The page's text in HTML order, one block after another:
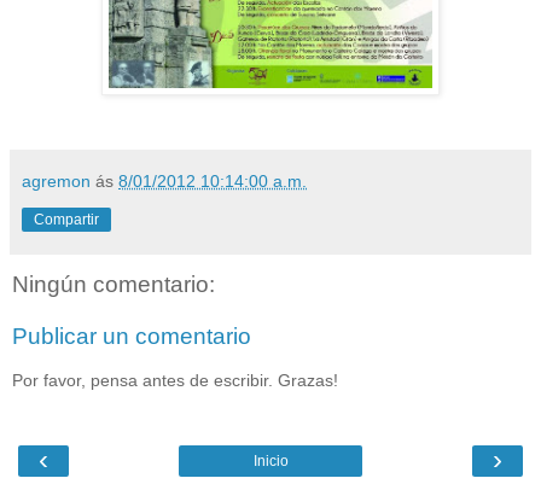
agremon ás 8/01/2012 10:14:00 a.m.
Compartir
Ningún comentario:
Publicar un comentario
Por favor, pensa antes de escribir. Grazas!
‹ ›
Inicio